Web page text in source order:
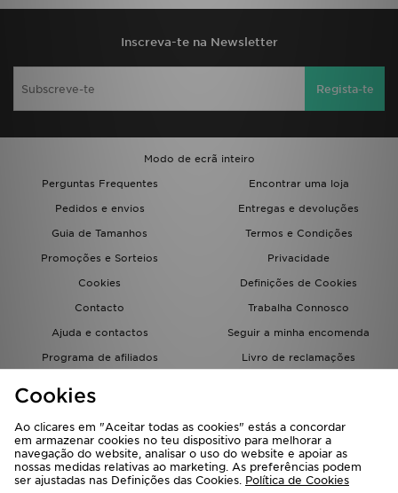
Inscreva-te na Newsletter
Regista-te
Modo de ecrã inteiro
Perguntas Frequentes
Encontrar uma loja
Pedidos e envios
Entregas e devoluções
Guia de Tamanhos
Termos e Condições
Promoções e Sorteios
Privacidade
Cookies
Definições de Cookies
Contacto
Trabalha Connosco
Ajuda e contactos
Seguir a minha encomenda
Programa de afiliados
Livro de reclamações
Cookies
Ao clicares em "Aceitar todas as cookies" estás a concordar
em armazenar cookies no teu dispositivo para melhorar a
navegação do website, analisar o uso do website e apoiar as
nossas medidas relativas ao marketing. As preferências podem
ser ajustadas nas Definições das Cookies. Política de Cookies